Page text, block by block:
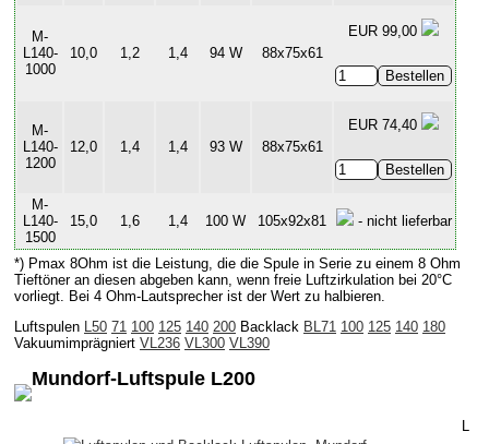
M-
L140-
1000
10,0 1,2 1,4 94 W 88x75x61
EUR 99,00
M-
L140-
1200
12,0 1,4 1,4 93 W 88x75x61
EUR 74,40
M-
L140-
1500
15,0 1,6 1,4 100 W 105x92x81 - nicht lieferbar
*) Pmax 8Ohm ist die Leistung, die die Spule in Serie zu einem 8 Ohm
Tieftöner an diesen abgeben kann, wenn freie Luftzirkulation bei 20°C
vorliegt. Bei 4 Ohm-Lautsprecher ist der Wert zu halbieren.
Luftspulen L50 71 100 125 140 200 Backlack BL71 100 125 140 180
Vakuumimprägniert VL236 VL300 VL390
Mundorf-Luftspule L200